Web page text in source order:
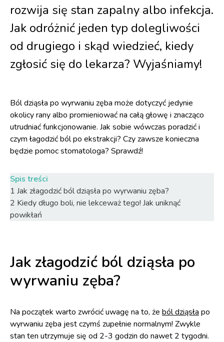
rozwija się stan zapalny albo infekcja.
Jak odróżnić jeden typ dolegliwości
od drugiego i skąd wiedzieć, kiedy
zgłosić się do lekarza? Wyjaśniamy!
Ból dziąsła po wyrwaniu zęba może dotyczyć jedynie
okolicy rany albo promieniować na całą głowę i znacząco
utrudniać funkcjonowanie. Jak sobie wówczas poradzić i
czym łagodzić ból po ekstrakcji? Czy zawsze konieczna
będzie pomoc stomatologa? Sprawdź!
Spis treści
1 Jak złagodzić ból dziąsła po wyrwaniu zęba?
2 Kiedy długo boli, nie lekceważ tego! Jak uniknąć
powikłań
Jak złagodzić ból dziąsła po
wyrwaniu zęba?
Na początek warto zwrócić uwagę na to, że ból dziąsła po
wyrwaniu zęba jest czymś zupełnie normalnym! Zwykle
stan ten utrzymuje się od 2-3 godzin do nawet 2 tygodni.